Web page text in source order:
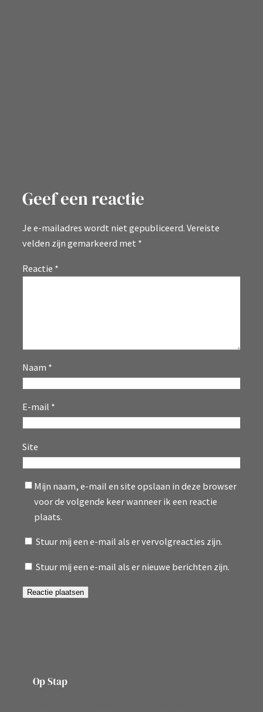
Geef een reactie
Je e-mailadres wordt niet gepubliceerd. Vereiste
velden zijn gemarkeerd met *
Reactie *
Naam *
E-mail *
Site
Mijn naam, e-mail en site opslaan in deze browser
voor de volgende keer wanneer ik een reactie
plaats.
Stuur mij een e-mail als er vervolgreacties zijn.
Stuur mij een e-mail als er nieuwe berichten zijn.
Op Stap